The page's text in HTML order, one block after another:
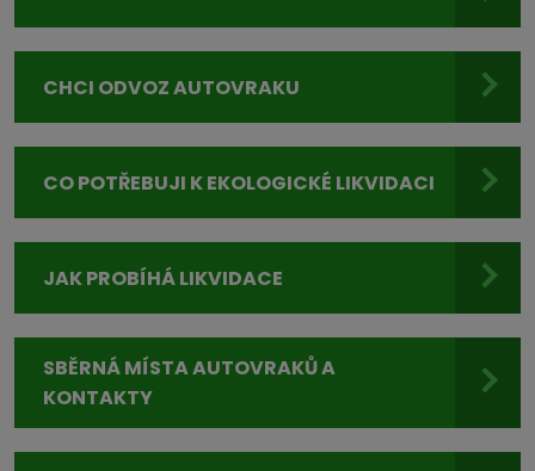
CHCI ODVOZ AUTOVRAKU
CO POTŘEBUJI K EKOLOGICKÉ LIKVIDACI
JAK PROBÍHÁ LIKVIDACE
SBĚRNÁ MÍSTA AUTOVRAKŮ A
KONTAKTY